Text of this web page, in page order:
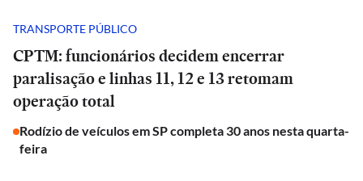
TRANSPORTE PÚBLICO
CPTM: funcionários decidem encerrar
paralisação e linhas 11, 12 e 13 retomam
operação total
Rodízio de veículos em SP completa 30 anos nesta quarta-
feira